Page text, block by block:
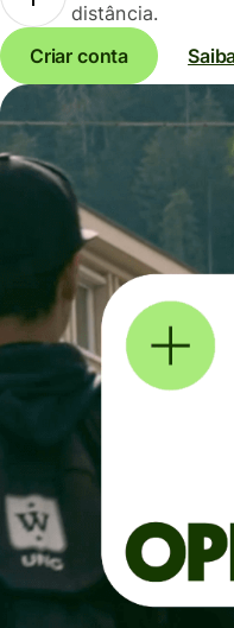
distância.
Criar conta